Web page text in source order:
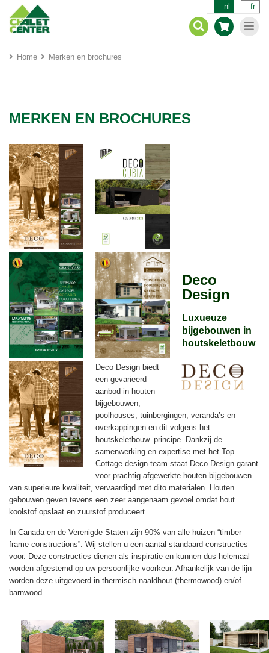
nl fr
Home Merken en brochures
MERKEN EN BROCHURES
Deco
Design
Luxueuze
bijgebouwen in
houtskeletbouw
Deco Design biedt
een gevarieerd
aanbod in houten
bijgebouwen,
poolhouses, tuinbergingen, veranda’s en
overkappingen en dit volgens het
houtskeletbouw–principe. Dankzij de
samenwerking en expertise met het Top
Cottage design-team staat Deco Design garant
voor prachtig afgewerkte houten bijgebouwen
van superieure kwaliteit, vervaardigd met dito materialen. Houten
gebouwen geven tevens een zeer aangenaam gevoel omdat hout
koolstof opslaat en zuurstof produceert.
In Canada en de Verenigde Staten zijn 90% van alle huizen “timber
frame constructions”. Wij stellen u een aantal standaard constructies
voor. Deze constructies dienen als inspiratie en kunnen dus helemaal
worden afgestemd op uw persoonlijke voorkeur. Afhankelijk van de lijn
worden deze uitgevoerd in thermisch naaldhout (thermowood) en/of
barnwood.